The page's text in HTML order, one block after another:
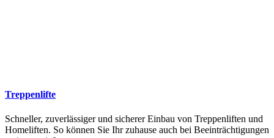
Treppenlifte
Schneller, zuverlässiger und sicherer Einbau von Treppenliften und
Homeliften. So können Sie Ihr zuhause auch bei Beeinträchtigungen